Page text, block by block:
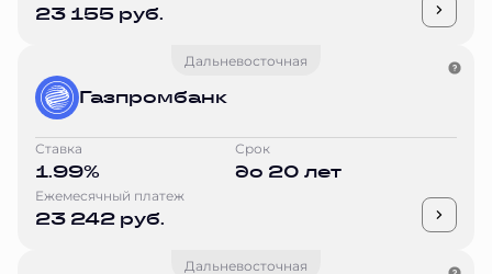
23 155 руб.
Дальневосточная
Газпромбанк
Ставка
1.99%
Срок
до 20 лет
Ежемесячный платеж
23 242 руб.
Дальневосточная